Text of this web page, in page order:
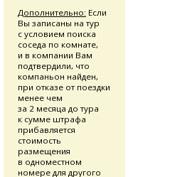
Дополнительно: Если
Вы записаны на тур
с условием поиска
соседа по комнате,
и в компании Вам
подтвердили, что
компаньон найден,
при отказе от поездки
менее чем
за 2 месяца до тура
к сумме штрафа
прибавляется
стоимость
размещения
в одноместном
номере для другого